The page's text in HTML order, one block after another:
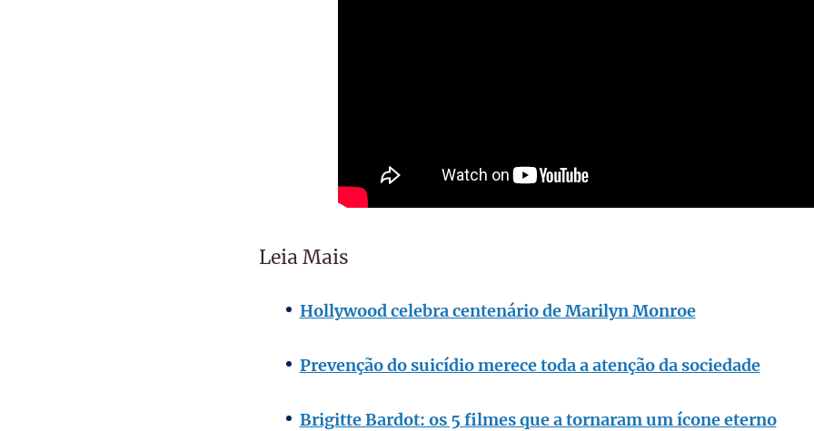
Leia Mais
Hollywood celebra centenário de Marilyn Monroe
Prevenção do suicídio merece toda a atenção da sociedade
Brigitte Bardot: os 5 filmes que a tornaram um ícone eterno